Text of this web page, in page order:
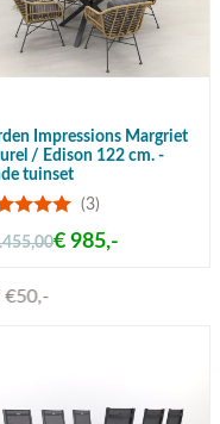
Impressions Margriet
/ Edison 122 cm. -
tuinset
(3)
€ 985,-